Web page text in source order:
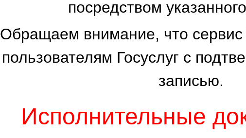
посредством
Обращаем внимание, что сервис
пользователям Госуслуг с
записью.
Исполнительные